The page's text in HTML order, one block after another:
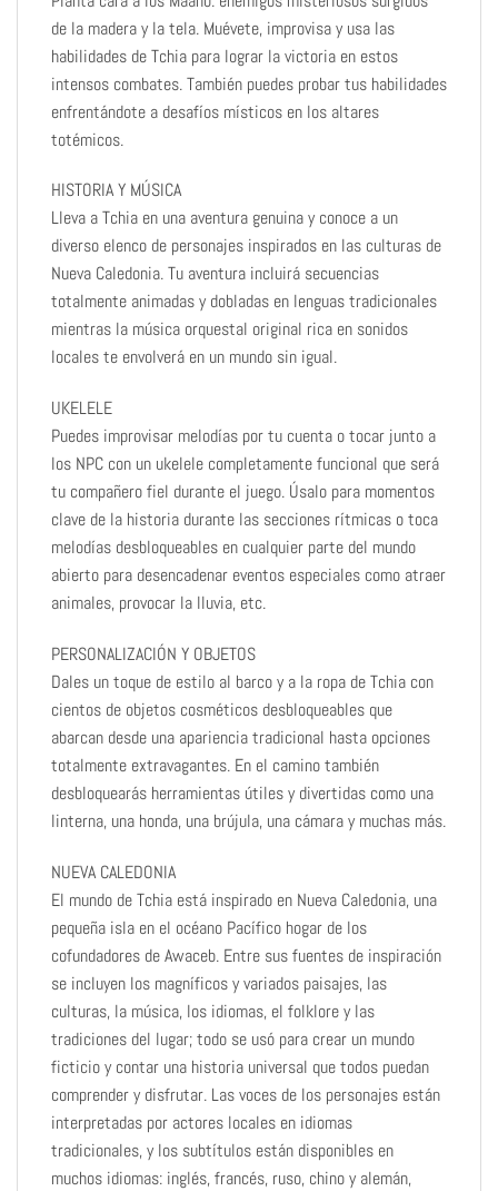
de la madera y la tela. Muévete, improvisa y usa las
habilidades de Tchia para lograr la victoria en estos
intensos combates. También puedes probar tus habilidades
enfrentándote a desafíos místicos en los altares
totémicos.
HISTORIA Y MÚSICA
Lleva a Tchia en una aventura genuina y conoce a un
diverso elenco de personajes inspirados en las culturas de
Nueva Caledonia. Tu aventura incluirá secuencias
totalmente animadas y dobladas en lenguas tradicionales
mientras la música orquestal original rica en sonidos
locales te envolverá en un mundo sin igual.
UKELELE
Puedes improvisar melodías por tu cuenta o tocar junto a
los NPC con un ukelele completamente funcional que será
tu compañero fiel durante el juego. Úsalo para momentos
clave de la historia durante las secciones rítmicas o toca
melodías desbloqueables en cualquier parte del mundo
abierto para desencadenar eventos especiales como atraer
animales, provocar la lluvia, etc.
PERSONALIZACIÓN Y OBJETOS
Dales un toque de estilo al barco y a la ropa de Tchia con
cientos de objetos cosméticos desbloqueables que
abarcan desde una apariencia tradicional hasta opciones
totalmente extravagantes. En el camino también
desbloquearás herramientas útiles y divertidas como una
linterna, una honda, una brújula, una cámara y muchas más.
NUEVA CALEDONIA
El mundo de Tchia está inspirado en Nueva Caledonia, una
pequeña isla en el océano Pacífico hogar de los
cofundadores de Awaceb. Entre sus fuentes de inspiración
se incluyen los magníficos y variados paisajes, las
culturas, la música, los idiomas, el folklore y las
tradiciones del lugar; todo se usó para crear un mundo
ficticio y contar una historia universal que todos puedan
comprender y disfrutar. Las voces de los personajes están
interpretadas por actores locales en idiomas
tradicionales, y los subtítulos están disponibles en
muchos idiomas: inglés, francés, ruso, chino y alemán,